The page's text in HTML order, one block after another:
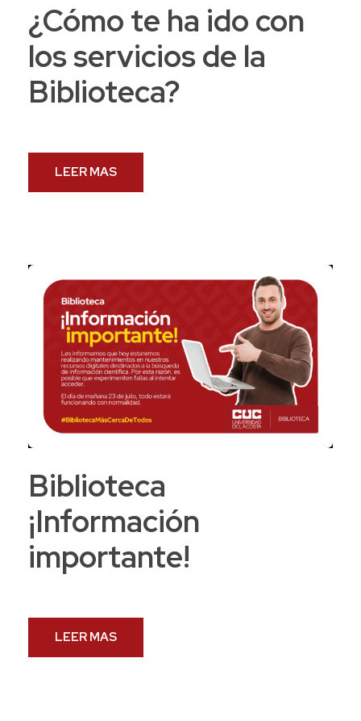
¿Cómo te ha ido con
los servicios de la
Biblioteca?
LEER MAS
Biblioteca
¡Información
importante!
LEER MAS